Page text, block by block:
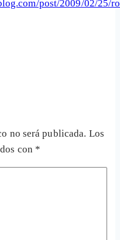
post/2009/02/25/
no será publicada. Los
con *